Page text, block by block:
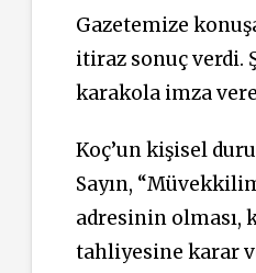
Gazetemize
itiraz sonuç verdi.
karakola imza
Koç’un kişisel
Sayın,
adresinin olması,
tahliyesine karar